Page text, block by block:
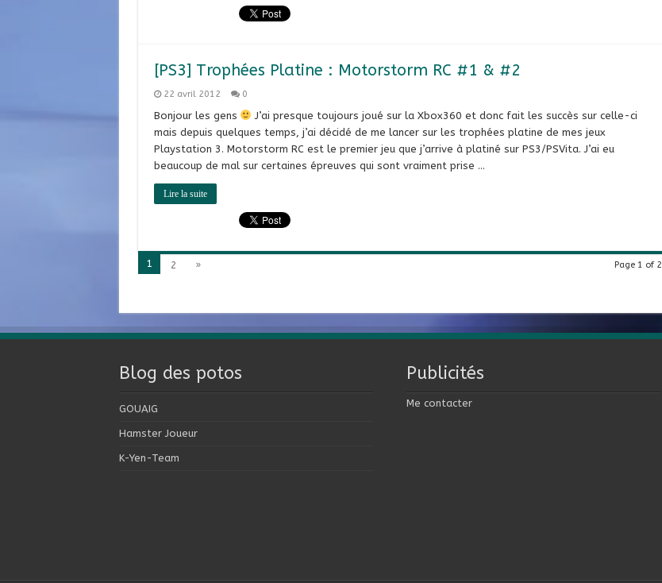
[PS3] Trophées Platine : Motorstorm RC #1 & #2
22 avril 2012 0
Bonjour les gens
J’ai presque toujours joué sur la Xbox360 et donc fait les succès sur celle-ci
mais depuis quelques temps, j’ai décidé de me lancer sur les trophées platine de mes jeux
Playstation 3. Motorstorm RC est le premier jeu que j’arrive à platiné sur PS3/PSVita. J’ai eu
beaucoup de mal sur certaines épreuves qui sont vraiment prise …
Lire la suite
Page 1 of 2
1 2 »
Blog des potos
GOUAIG
Hamster Joueur
K-Yen-Team
Publicités
Me contacter